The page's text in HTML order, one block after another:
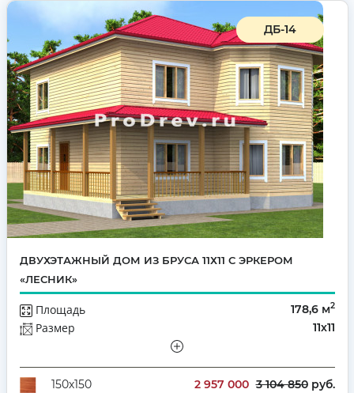
ДБ-14
ДВУХЭТАЖНЫЙ ДОМ ИЗ БРУСА 11Х11 С ЭРКЕРОМ
«ЛЕСНИК»
Площадь 178,6 м2
Размер 11х11
Количество комнат
6
150х150
2 957 000 3 104 850руб.